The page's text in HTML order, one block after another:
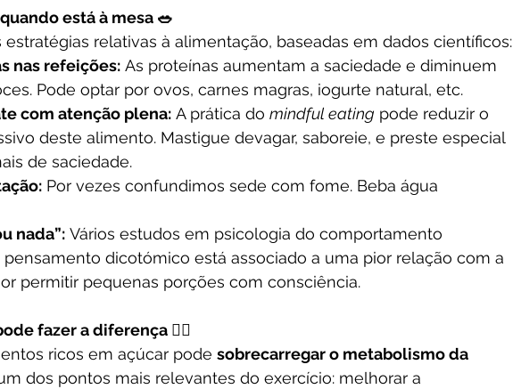
está à mesa 🥗
relativas à alimentação, baseadas em dados científicos:
nas refeições: As proteínas aumentam a saciedade e diminuem
Pode optar por ovos, carnes magras, iogurte natural, etc.
com atenção plena: A prática do mindful eating pode reduzir o
deste alimento. Mastigue devagar, saboreie, e preste especial
de saciedade.
Por vezes confundimos sede com fome. Beba água
nada”: Vários estudos em psicologia do comportamento
dicotómico está associado a uma pior relação com a
permitir pequenas porções com consciência.
fazer a diferença 🏃‍♀️
ricos em açúcar pode sobrecarregar o metabolismo da
dos pontos mais relevantes do exercício: melhorar a